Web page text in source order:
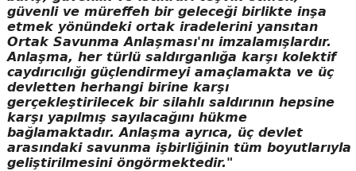
güvenli ve müreffeh bir geleceği birlikte inşa
etmek yönündeki ortak iradelerini yansıtan
Ortak Savunma Anlaşması'nı imzalamışlardır.
Anlaşma, her türlü saldırganlığa karşı kolektif
caydırıcılığı güçlendirmeyi amaçlamakta ve üç
devletten herhangi birine karşı
gerçekleştirilecek bir silahlı saldırının hepsine
karşı yapılmış sayılacağını hükme
bağlamaktadır. Anlaşma ayrıca, üç devlet
arasındaki savunma işbirliğinin tüm boyutlarıyla
geliştirilmesini öngörmektedir."